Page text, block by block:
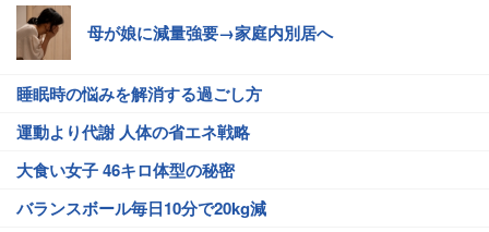
母が娘に減量強要→家庭内別居へ
睡眠時の悩みを解消する過ごし方
運動より代謝 人体の省エネ戦略
大食い女子 46キロ体型の秘密
バランスボール毎日10分で20kg減